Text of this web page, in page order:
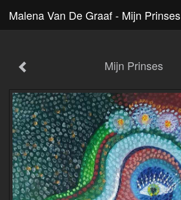
Malena Van De Graaf - Mijn Prinses
Mijn Prinses